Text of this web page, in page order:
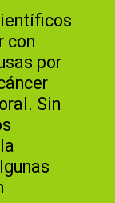
con
por
Sin